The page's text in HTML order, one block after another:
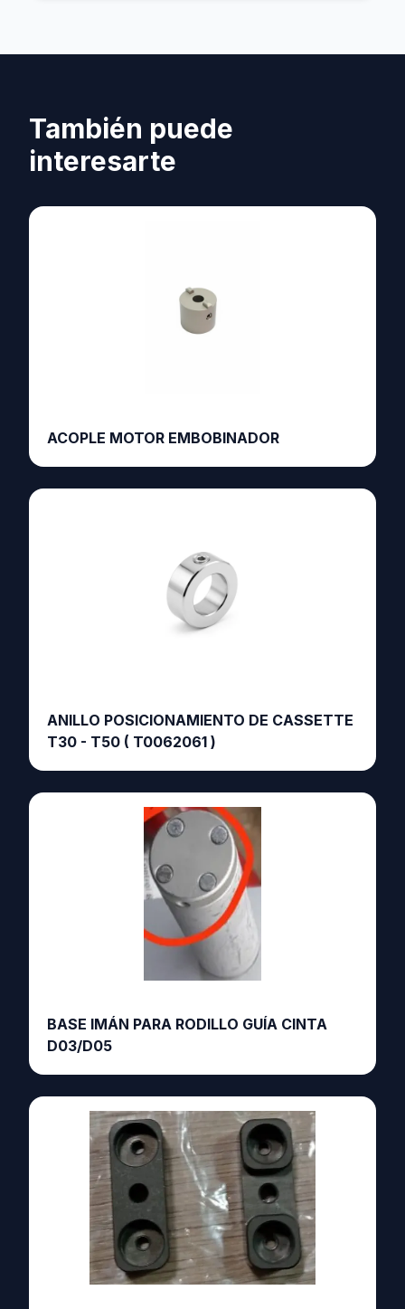
También puede
interesarte
ACOPLE MOTOR EMBOBINADOR
ANILLO POSICIONAMIENTO DE CASSETTE
T30 - T50 ( T0062061 )
BASE IMÁN PARA RODILLO GUÍA CINTA
D03/D05